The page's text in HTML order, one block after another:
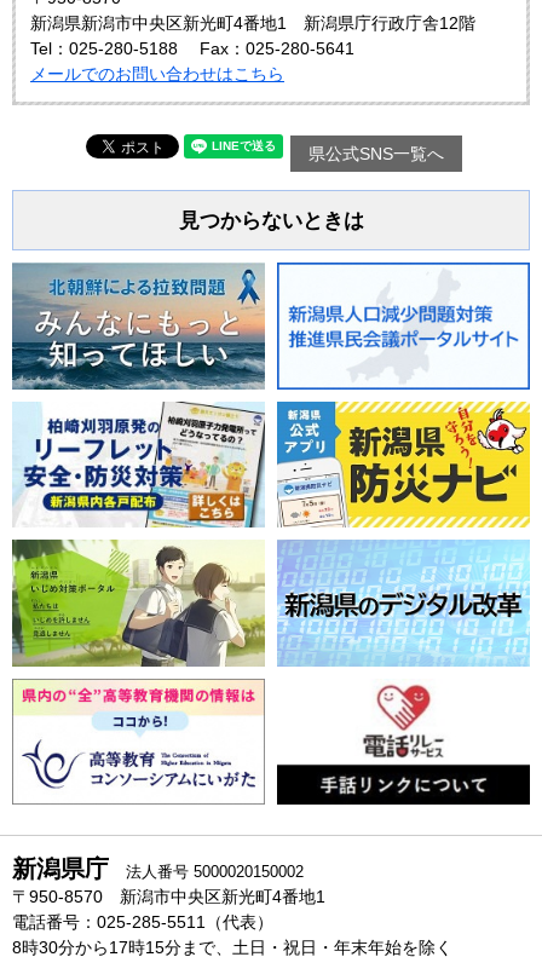
新潟県新潟市中央区新光町4番地1 新潟県庁行政庁舎12階
Tel：025-280-5188
Fax：025-280-5641
メールでのお問い合わせはこちら
県公式SNS一覧へ
見つからないときは
新潟県庁 法人番号 5000020150002
〒950-8570 新潟市中央区新光町4番地1
電話番号：025-285-5511（代表）
8時30分から17時15分まで、土日・祝日・年末年始を除く